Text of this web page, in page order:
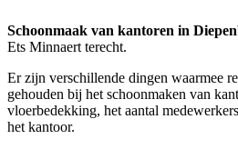
Schoonmaak van kantoren in
Ets Minnaert terecht.
Er zijn verschillende dingen waarmee
gehouden bij het schoonmaken van
vloerbedekking, het aantal
het kantoor.